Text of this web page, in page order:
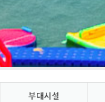
부대시설